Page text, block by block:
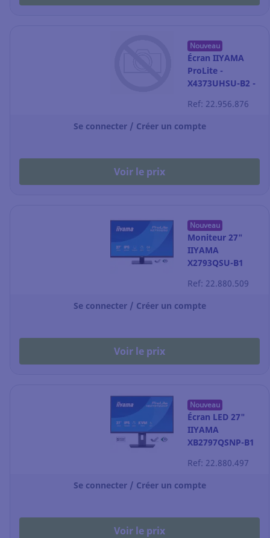
Nouveau
Écran IIYAMA
ProLite -
X4373UHSU-B2 -
Ref: 22.956.876
Se connecter / Créer un compte
Voir le prix
Nouveau
Moniteur 27"
IIYAMA
X2793QSU-B1
Ref: 22.880.509
Se connecter / Créer un compte
Voir le prix
Nouveau
Écran LED 27"
IIYAMA
XB2797QSNP-B1
QHD
Ref: 22.880.497
Se connecter / Créer un compte
Voir le prix